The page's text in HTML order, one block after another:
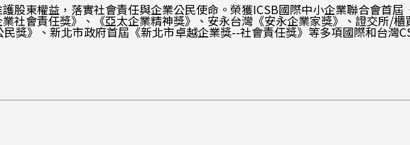
股東權益，落實社會責任與企業公民使命。榮獲ICSB國際中小企業聯合會首
社會責任獎》、《亞太企業精神獎》、安永台灣《安永企業家獎》、證交所/
獎》、新北市政府首屆《新北市卓越企業獎--社會責任獎》等多項國際和台灣